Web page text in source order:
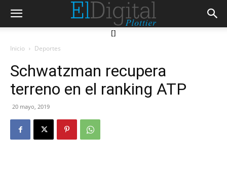
[]
Inicio Deportes
Schwatzman recupera
terreno en el ranking ATP
20 mayo, 2019